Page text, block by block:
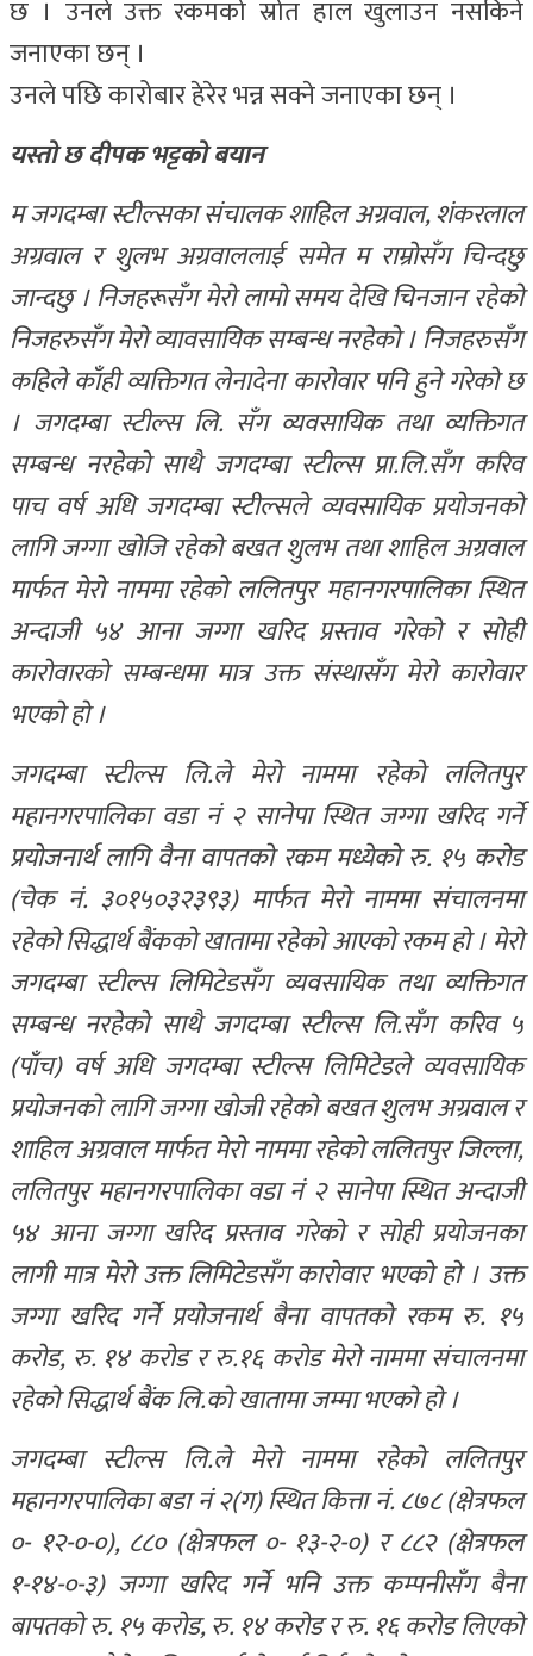
छ । उनले उक्त रकमको स्रोत हाल खुलाउन नसकिने
जनाएका छन् ।
उनले पछि कारोबार हेरेर भन्न सक्ने जनाएका छन् ।
यस्तो छ दीपक भट्टको बयान
म जगदम्बा स्टील्सका संचालक शाहिल अग्रवाल, शंकरलाल
अग्रवाल र शुलभ अग्रवाललाई समेत म राम्रोसँग चिन्दछु
जान्दछु । निजहरूसँग मेरो लामो समय देखि चिनजान रहेको
निजहरुसँग मेरो व्यावसायिक सम्बन्ध नरहेको । निजहरुसँग
कहिले काँही व्यक्तिगत लेनादेना कारोवार पनि हुने गरेको छ
। जगदम्बा स्टील्स लि. सँग व्यवसायिक तथा व्यक्तिगत
सम्बन्ध नरहेको साथै जगदम्बा स्टील्स प्रा.लि.सँग करिव
पाच वर्ष अधि जगदम्बा स्टील्सले व्यवसायिक प्रयोजनको
लागि जग्गा खोजि रहेको बखत शुलभ तथा शाहिल अग्रवाल
मार्फत मेरो नाममा रहेको ललितपुर महानगरपालिका स्थित
अन्दाजी ५४ आना जग्गा खरिद प्रस्ताव गरेको र सोही
कारोवारको सम्बन्धमा मात्र उक्त संस्थासँग मेरो कारोवार
भएको हो ।
जगदम्बा स्टील्स लि.ले मेरो नाममा रहेको ललितपुर
महानगरपालिका वडा नं २ सानेपा स्थित जग्गा खरिद गर्ने
प्रयोजनार्थ लागि वैना वापतको रकम मध्येको रु. १५ करोड
(चेक नं. ३०१५०३२३९३) मार्फत मेरो नाममा संचालनमा
रहेको सिद्धार्थ बैंकको खातामा रहेको आएको रकम हो । मेरो
जगदम्बा स्टील्स लिमिटेडसँग व्यवसायिक तथा व्यक्तिगत
सम्बन्ध नरहेको साथै जगदम्बा स्टील्स लि.सँग करिव ५
(पाँच) वर्ष अधि जगदम्बा स्टील्स लिमिटेडले व्यवसायिक
प्रयोजनको लागि जग्गा खोजी रहेको बखत शुलभ अग्रवाल र
शाहिल अग्रवाल मार्फत मेरो नाममा रहेको ललितपुर जिल्ला,
ललितपुर महानगरपालिका वडा नं २ सानेपा स्थित अन्दाजी
५४ आना जग्गा खरिद प्रस्ताव गरेको र सोही प्रयोजनका
लागी मात्र मेरो उक्त लिमिटेडसँग कारोवार भएको हो । उक्त
जग्गा खरिद गर्ने प्रयोजनार्थ बैना वापतको रकम रु. १५
करोड, रु. १४ करोड र रु.१६ करोड मेरो नाममा संचालनमा
रहेको सिद्धार्थ बैंक लि.को खातामा जम्मा भएको हो ।
जगदम्बा स्टील्स लि.ले मेरो नाममा रहेको ललितपुर
महानगरपालिका बडा नं २(ग) स्थित कित्ता नं. ८७८ (क्षेत्रफल
०- १२-०-०), ८८० (क्षेत्रफल ०- १३-२-०) र ८८२ (क्षेत्रफल
१-१४-०-३) जग्गा खरिद गर्ने भनि उक्त कम्पनीसँग बैना
बापतको रु. १५ करोड, रु. १४ करोड र रु. १६ करोड लिएको